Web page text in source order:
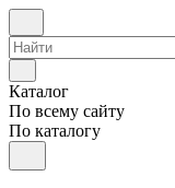
Каталог
По всему сайту
По каталогу